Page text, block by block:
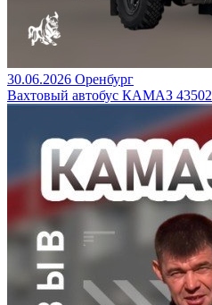
30.06.2026 Оренбург
Вахтовый автобус КАМАЗ 43502